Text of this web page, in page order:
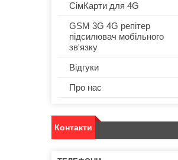
СімКарти для 4G
GSM 3G 4G репітер
підсилювач мобільного
зв'язку
Відгуки
Про нас
Контакти